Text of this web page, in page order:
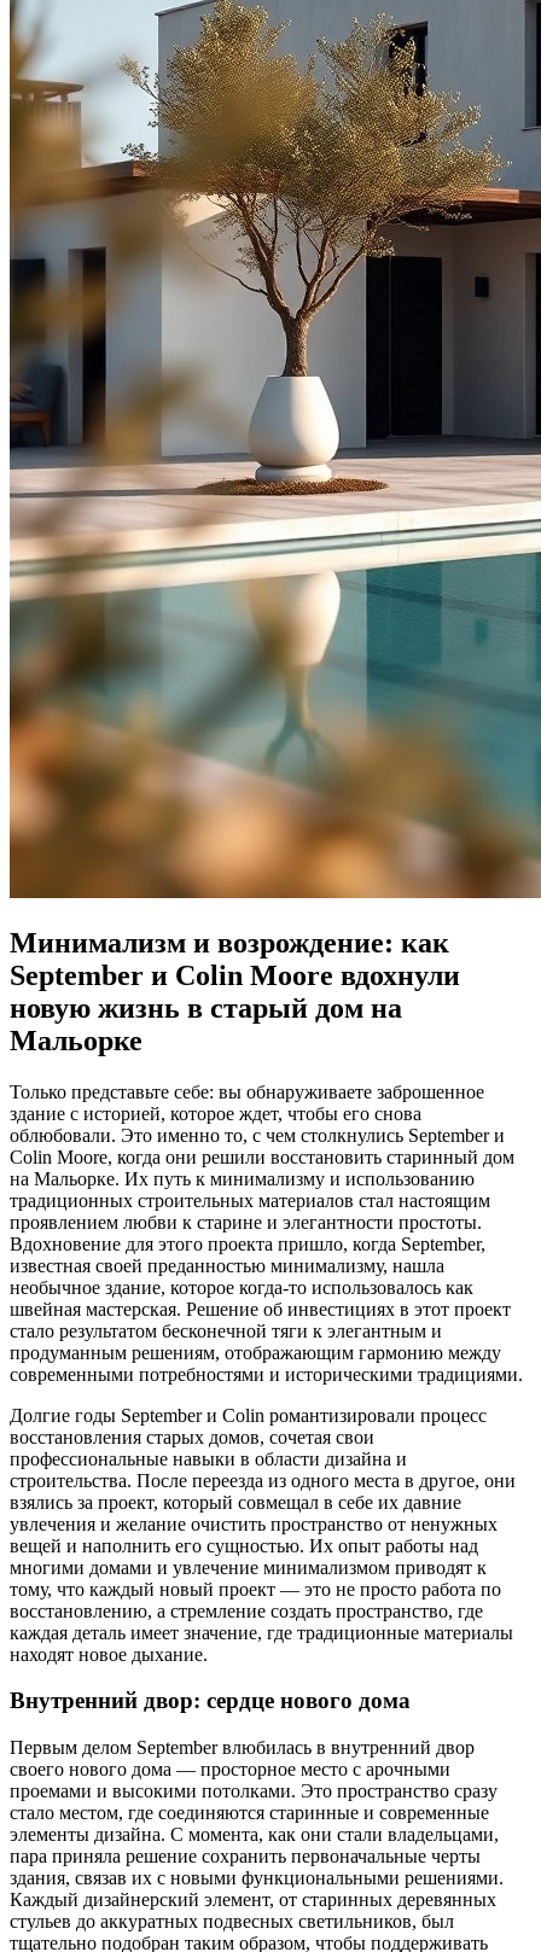
Минимализм и возрождение: как
September и Colin Moore вдохнули
новую жизнь в старый дом на
Мальорке
Только представьте себе: вы обнаруживаете заброшенное
здание с историей, которое ждет, чтобы его снова
облюбовали. Это именно то, с чем столкнулись September и
Colin Moore, когда они решили восстановить старинный дом
на Мальорке. Их путь к минимализму и использованию
традиционных строительных материалов стал настоящим
проявлением любви к старине и элегантности простоты.
Вдохновение для этого проекта пришло, когда September,
известная своей преданностью минимализму, нашла
необычное здание, которое когда-то использовалось как
швейная мастерская. Решение об инвестициях в этот проект
стало результатом бесконечной тяги к элегантным и
продуманным решениям, отображающим гармонию между
современными потребностями и историческими традициями.
Долгие годы September и Colin романтизировали процесс
восстановления старых домов, сочетая свои
профессиональные навыки в области дизайна и
строительства. После переезда из одного места в другое, они
взялись за проект, который совмещал в себе их давние
увлечения и желание очистить пространство от ненужных
вещей и наполнить его сущностью. Их опыт работы над
многими домами и увлечение минимализмом приводят к
тому, что каждый новый проект — это не просто работа по
восстановлению, а стремление создать пространство, где
каждая деталь имеет значение, где традиционные материалы
находят новое дыхание.
Внутренний двор: сердце нового дома
Первым делом September влюбилась в внутренний двор
своего нового дома — просторное место с арочными
проемами и высокими потолками. Это пространство сразу
стало местом, где соединяются старинные и современные
элементы дизайна. С момента, как они стали владельцами,
пара приняла решение сохранить первоначальные черты
здания, связав их с новыми функциональными решениями.
Каждый дизайнерский элемент, от старинных деревянных
стульев до аккуратных подвесных светильников, был
тщательно подобран таким образом, чтобы поддерживать